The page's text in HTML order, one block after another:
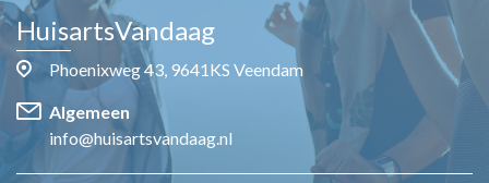
HuisartsVandaag
Phoenixweg 43, 9641KS Veendam
Algemeen
info@huisartsvandaag.nl